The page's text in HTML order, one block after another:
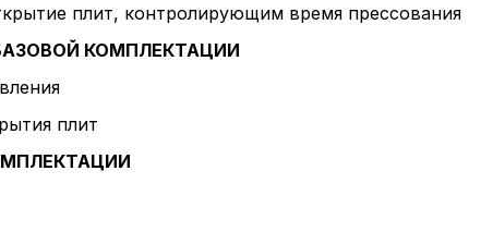
плит, контролирующим время прессования
КОМПЛЕКТАЦИИ
плит